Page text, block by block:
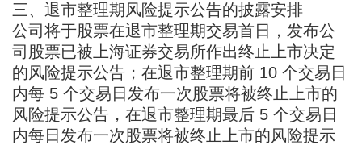
三、退市整理期风险提示公告的披露安排
公司将于股票在退市整理期交易首日，发布公
司股票已被上海证券交易所作出终止上市决定
的风险提示公告；在退市整理期前 10 个交易日
内每 5 个交易日发布一次股票将被终止上市的
风险提示公告，在退市整理期最后 5 个交易日
内每日发布一次股票将被终止上市的风险提示